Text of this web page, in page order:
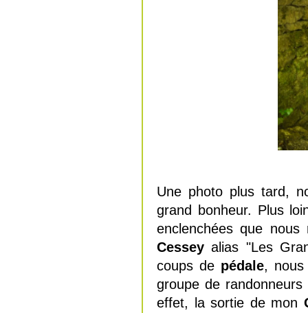
Une photo plus tard,
grand bonheur. Plus
enclenchées que
Cessey alias "Les
coups de pédale, nous
groupe de
effet, la sortie de mon